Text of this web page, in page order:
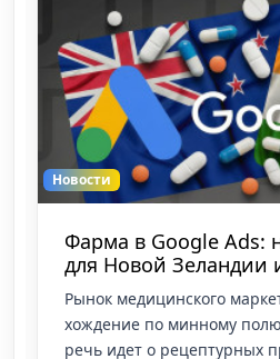
Новости
Фарма в Google Ads:
для Новой Зеландии
Рынок медицинского
хождение по минному
речь идет о рецептурных